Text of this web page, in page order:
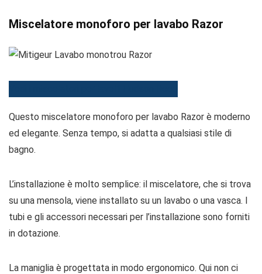
Miscelatore monoforo per lavabo Razor
Questo miscelatore monoforo per lavabo Razor è moderno
ed elegante. Senza tempo, si adatta a qualsiasi stile di
bagno.
L’installazione è molto semplice: il miscelatore, che si trova
su una mensola, viene installato su un lavabo o una vasca. I
tubi e gli accessori necessari per l’installazione sono forniti
in dotazione.
La maniglia è progettata in modo ergonomico. Qui non ci